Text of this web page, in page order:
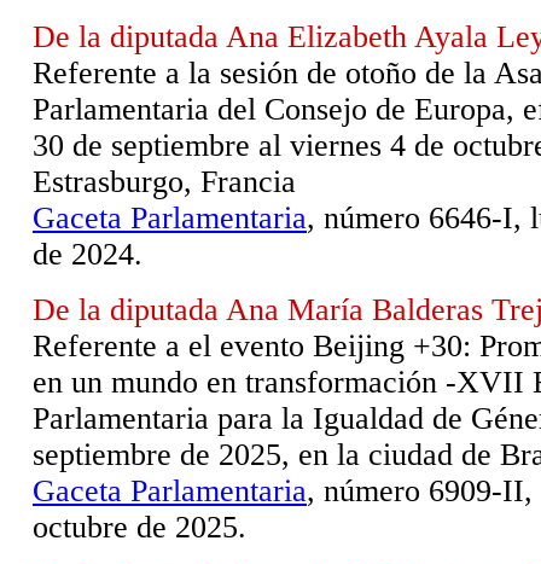
De la diputada Ana Elizabeth Ayala
Referente a la sesión de otoño de la
Parlamentaria del Consejo de Europa,
30 de septiembre al viernes 4 de
Estrasburgo, Francia
Gaceta Parlamentaria, número 6646-I,
de 2024.
De la diputada Ana María Balderas
Referente a el evento Beijing +30:
en un mundo en transformación -XVII
Parlamentaria para la Igualdad de
septiembre de 2025, en la ciudad de
Gaceta Parlamentaria, número 6909-II,
octubre de 2025.